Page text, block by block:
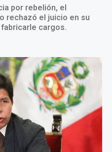
por rebelión, el
rechazó el juicio en su
cargos.